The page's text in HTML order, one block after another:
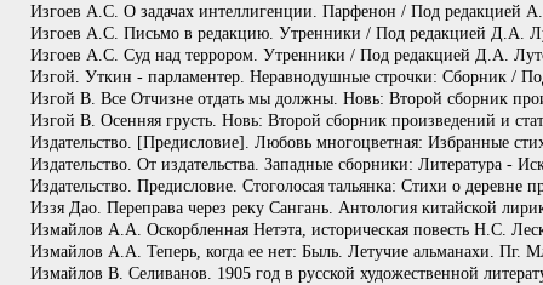
Изгоев А.С. О задачах интеллигенции. Парфенон / Под редакцией
Изгоев А.С. Письмо в редакцию. Утренники / Под редакцией
Изгоев А.С. Суд над террором. Утренники / Под редакцией Д.А.
Изгой. Уткин - парламентер. Неравнодушные строчки: Сборник /
Изгой В. Все Отчизне отдать мы должны. Новь: Второй сборник
Изгой В. Осенняя грусть. Новь: Второй сборник произведений и
Издательство. [Предисловие]. Любовь многоцветная: Избранные
Издательство. От издательства. Западные сборники: Литература -
Издательство. Предисловие. Стоголосая тальянка: Стихи о
Иззя Дао. Переправа через реку Сангань. Антология китайской
Измайлов А.А. Оскорбленная Нетэта, историческая повесть Н.С.
Измайлов А.А. Теперь, когда ее нет: Быль. Летучие альманахи. Пг.
Измайлов В. Селиванов. 1905 год в русской художественной